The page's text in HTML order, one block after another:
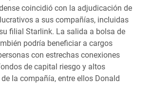
coincidió con la adjudicación de
a sus compañías, incluidas
filial Starlink. La salida a bolsa de
podría beneficiar a cargos
con estrechas conexiones
de capital riesgo y altos
la compañía, entre ellos Donald